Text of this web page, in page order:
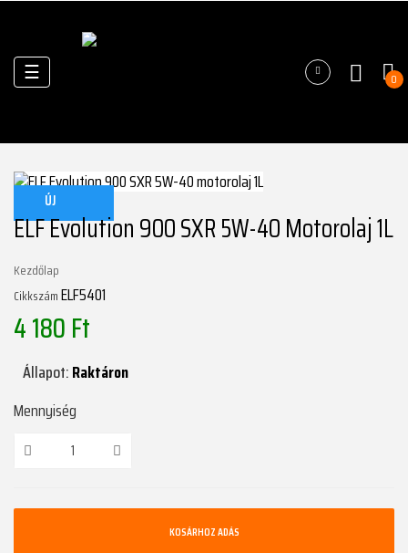
Váltás
a
☰ 0
ÚJ
ELF Evolution 900 SXR 5W-40 Motorolaj 1L
Kezdőlap
CikkszámELF5401
4 180 Ft
Állapot:Raktáron
Mennyiség
KOSÁRHOZ ADÁS